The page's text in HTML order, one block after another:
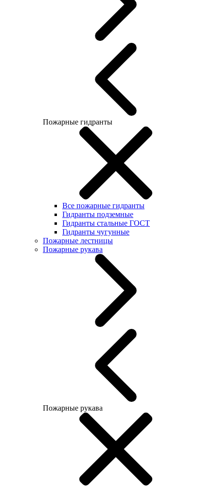
Пожарные гидранты
Все пожарные гидранты
Гидранты подземные
Гидранты стальные ГОСТ
Гидранты чугунные
Пожарные лестницы
Пожарные рукава
Пожарные рукава